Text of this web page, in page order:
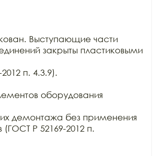
Выступающие части
закрыты пластиковыми
п. 4.3.9).
оборудования
демонтажа без применения
(ГОСТ Р 52169-2012 п.